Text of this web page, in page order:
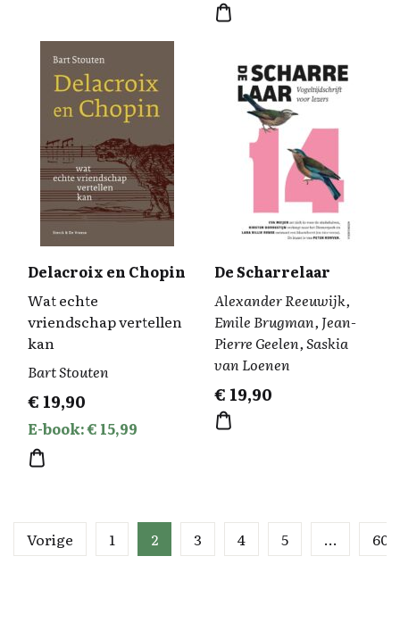
Delacroix en Chopin
Wat echte
vriendschap vertellen
kan
Bart Stouten
€ 19,90
E-book: € 15,99
De Scharrelaar
Alexander Reeuwijk,
Emile Brugman, Jean-
Pierre Geelen, Saskia
van Loenen
€ 19,90
Vorige 1 2 3 4 5 … 60